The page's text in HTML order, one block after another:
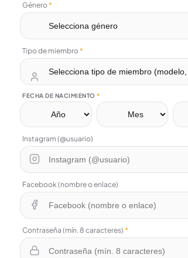
Género *
Tipo de miembro *
FECHA DE NACIMIENTO *
Instagram (@usuario)
Facebook (nombre o enlace)
Contraseña (mín. 8 caracteres) *